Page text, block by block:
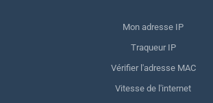
Mon adresse IP
Traqueur IP
Vérifier l'adresse MAC
Vitesse de l'internet